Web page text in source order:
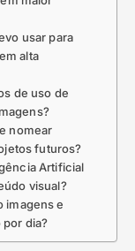
usar para
alta
de uso de
nomear
futuros?
Artificial
visual?
imagens e
dia?